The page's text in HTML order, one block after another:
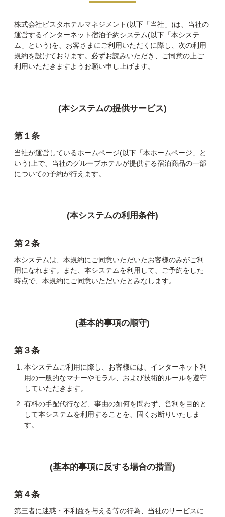
株式会社ビスタホテルマネジメント(以下「当社」)は、当社の
運営するインターネット宿泊予約システム(以下「本システ
ム」という)を、お客さまにご利用いただくに際し、次の利用
規約を設けております。必ずお読みいただき、ご同意の上ご
利用いただきますようお願い申し上げます。
(本システムの提供サービス)
第１条
当社が運営しているホームページ(以下「本ホームページ」と
いう)上で、当社のグループホテルが提供する宿泊商品の⼀部
についての予約が行えます。
(本システムの利用条件)
第２条
本システムは、本規約にご同意いただいたお客様のみがご利
用になれます。また、本システムを利用して、ご予約をした
時点で、本規約にご同意いただいたとみなします。
(基本的事項の順守)
第３条
本システムご利用に際し、お客様には、インターネット利
用の⼀般的なマナーやモラル、および技術的ルールを遵守
していただきます。
有料の手配代行など、事由の如何を問わず、営利を目的と
して本システムを利用することを、固くお断りいたしま
す。
(基本的事項に反する場合の措置)
第４条
第三者に迷惑・不利益を与える等の行為、当社のサービスに